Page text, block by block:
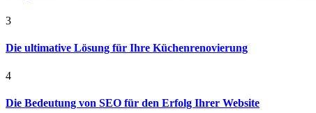
3
Die ultimative Lösung für Ihre Küchenrenovierung
4
Die Bedeutung von SEO für den Erfolg Ihrer Website